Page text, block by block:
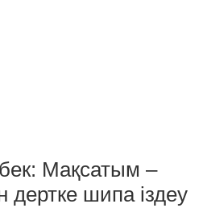
Мақсатым –
дертке шипа іздеу